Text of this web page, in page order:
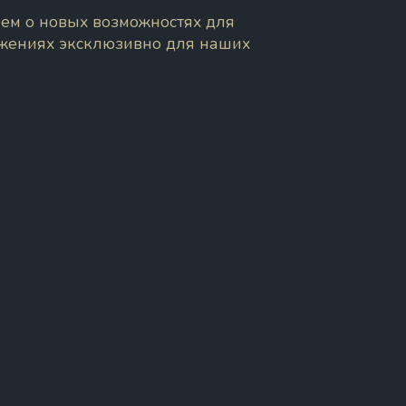
о новых возможностях для
эксклюзивно для наших